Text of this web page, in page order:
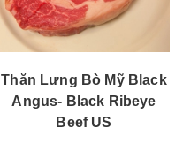
Thăn Lưng Bò Mỹ Black
Angus- Black Ribeye
Beef US